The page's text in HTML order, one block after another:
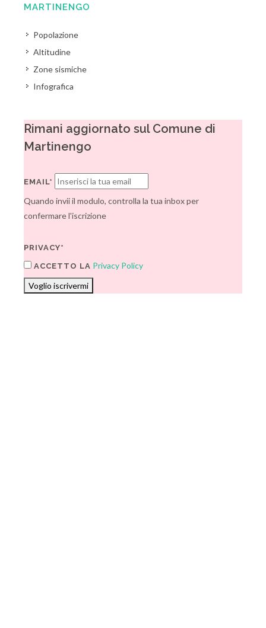
MARTINENGO
Popolazione
Altitudine
Zone sismiche
Infografica
Rimani aggiornato sul Comune di
Martinengo
EMAIL*
Quando invii il modulo, controlla la tua inbox per
confermare l'iscrizione
PRIVACY*
ACCETTO LA Privacy Policy
Voglio iscrivermi